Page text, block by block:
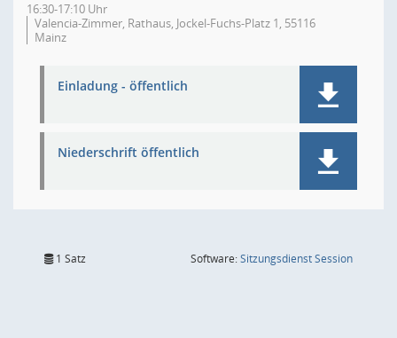
16:30-17:10 Uhr
Valencia-Zimmer, Rathaus, Jockel-Fuchs-Platz 1, 55116
Mainz
Einladung - öffentlich
Niederschrift öffentlich
1 Satz Software:SitzungsdienstSession(Wird in